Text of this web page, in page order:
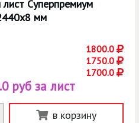
Суперпремиум
мм
1800.0
1750.0
1700.0
руб за лист
в корзину